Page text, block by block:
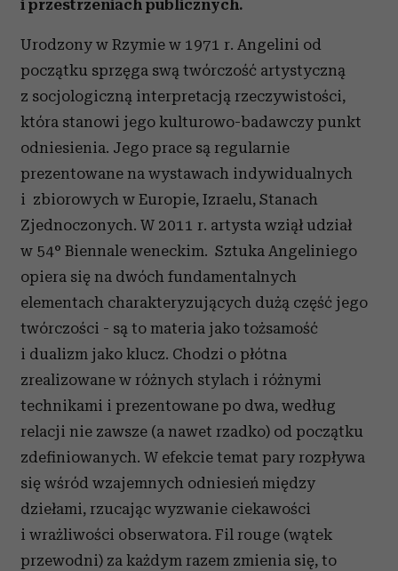
i przestrzeniach publicznych.
Urodzony w Rzymie w 1971 r. Angelini od
początku sprzęga swą twórczość artystyczną
z socjologiczną interpretacją rzeczywistości,
która stanowi jego kulturowo-badawczy punkt
odniesienia. Jego prace są regularnie
prezentowane na wystawach indywidualnych
i zbiorowych w Europie, Izraelu, Stanach
Zjednoczonych. W 2011 r. artysta wziął udział
w 54° Biennale weneckim. Sztuka Angeliniego
opiera się na dwóch fundamentalnych
elementach charakteryzujących dużą część jego
twórczości - są to materia jako tożsamość
i dualizm jako klucz. Chodzi o płótna
zrealizowane w różnych stylach i różnymi
technikami i prezentowane po dwa, według
relacji nie zawsze (a nawet rzadko) od początku
zdefiniowanych. W efekcie temat pary rozpływa
się wśród wzajemnych odniesień między
dziełami, rzucając wyzwanie ciekawości
i wrażliwości obserwatora. Fil rouge (wątek
przewodni) za każdym razem zmienia się, to